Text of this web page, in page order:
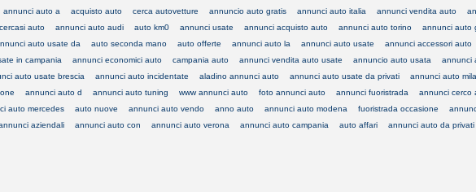
annunci auto a acquisto auto cerca autovetture annuncio auto gratis annunci auto italia annunci vendita auto
cercasi auto annunci auto audi auto km0 annunci usate annunci acquisto auto annunci auto torino annunci auto
auto usate da auto seconda mano auto offerte annunci auto la annunci auto usate annunci accessori auto
in campania annunci economici auto campania auto annunci vendita auto usate annuncio auto usata annunci
auto usate brescia annunci auto incidentate aladino annunci auto annunci auto usate da privati annunci auto
annunci auto d annunci auto tuning www annunci auto foto annunci auto annunci fuoristrada annunci cerco
auto mercedes auto nuove annunci auto vendo anno auto annunci auto modena fuoristrada occasione
aziendali annunci auto con annunci auto verona annunci auto campania auto affari annunci auto da privati